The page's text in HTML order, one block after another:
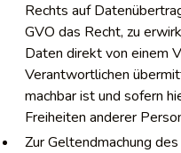
Rechts auf
GVO das Recht, zu
Daten direkt von einem
Verantwortlichen
machbar ist und sofern
Freiheiten anderer
Zur Geltendmachung